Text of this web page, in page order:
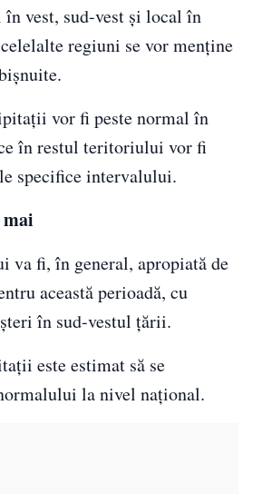
vest, sud-vest și local în
regiuni se vor menține
vor fi peste normal în
în restul teritoriului vor fi
specifice intervalului.
mai
va fi, în general, apropiată de
această perioadă, cu
în sud-vestul țării.
este estimat să se
la nivel național.